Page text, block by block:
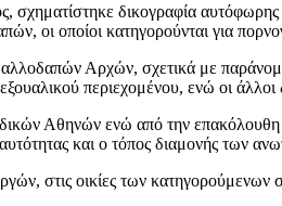
δικογραφία
οι οποίοι κατηγορούνται για
Αρχών, σχετικά με
περιεχομένου, ενώ οι
Αθηνών ενώ από την επακόλουθη
και ο τόπος διαμονής των
στις οικίες των